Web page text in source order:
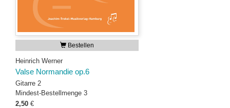
Bestellen
Heinrich Werner
Valse Normandie op.6
Gitarre 2
Mindest-Bestellmenge 3
2,50 €